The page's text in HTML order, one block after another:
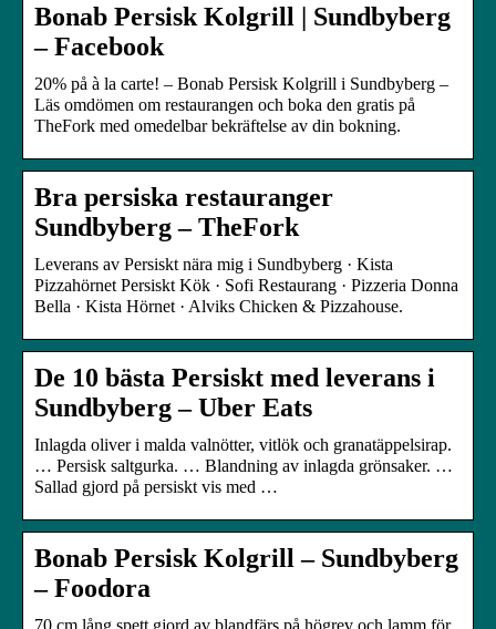
Bonab Persisk Kolgrill | Sundbyberg
– Facebook
20% på à la carte! – Bonab Persisk Kolgrill i Sundbyberg –
Läs omdömen om restaurangen och boka den gratis på
TheFork med omedelbar bekräftelse av din bokning.
Bra persiska restauranger
Sundbyberg – TheFork
Leverans av Persiskt nära mig i Sundbyberg · Kista
Pizzahörnet Persiskt Kök · Sofi Restaurang · Pizzeria Donna
Bella · Kista Hörnet · Alviks Chicken & Pizzahouse.
De 10 bästa Persiskt med leverans i
Sundbyberg – Uber Eats
Inlagda oliver i malda valnötter, vitlök och granatäppelsirap.
… Persisk saltgurka. … Blandning av inlagda grönsaker. …
Sallad gjord på persiskt vis med …
Bonab Persisk Kolgrill – Sundbyberg
– Foodora
70 cm lång spett gjord av blandfärs på högrev och lamm för